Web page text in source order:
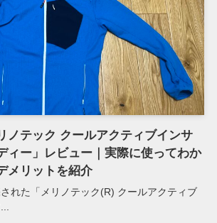
ノテック クールアクティブインサ
ィー」レビュー｜実際に使ってわか
メリットを紹介
れた「メリノテック(R) クールアクティブ